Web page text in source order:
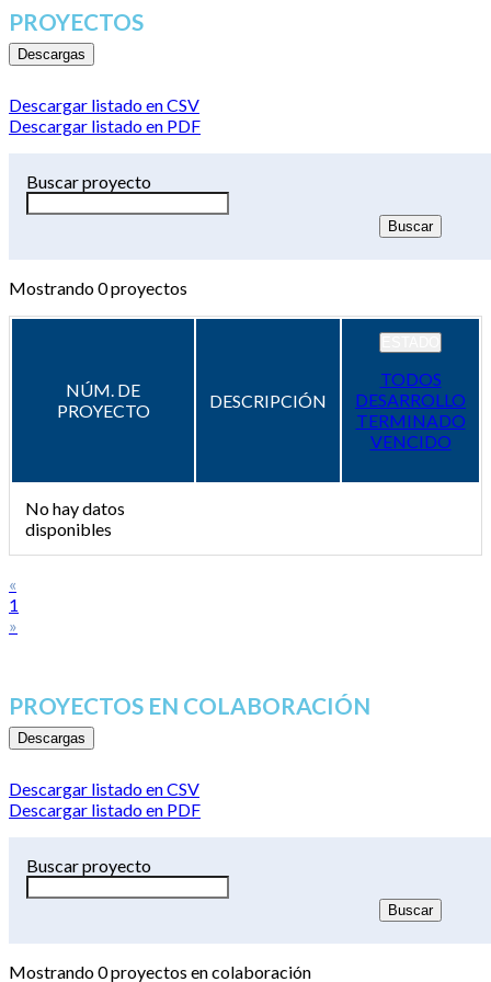
PROYECTOS
Descargas
Descargar listado en CSV
Descargar listado en PDF
Buscar proyecto
Mostrando0proyectos
NÚM. DE
PROYECTO
DESCRIPCIÓN
TODOS
DESARROLLO
TERMINADO
VENCIDO
No hay datos
disponibles
«
1
»
PROYECTOS EN COLABORACIÓN
Descargas
Descargar listado en CSV
Descargar listado en PDF
Buscar proyecto
Mostrando0proyectos en colaboración